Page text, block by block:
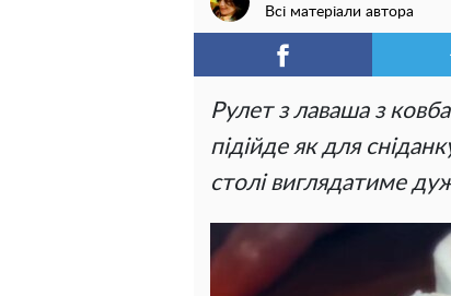
Всі матеріали автора
Рулет з лаваша з
підійде як для
столі виглядатиме